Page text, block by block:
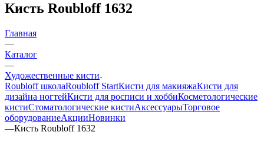
Кисть Roubloff 1632
Главная
—
Каталог
—
Художественные кисти
Roubloff школаRoubloff StartКисти для макияжаКисти для
дизайна ногтейКисти для росписи и хоббиКосметологические
кистиСтоматологические кистиАксессуарыТорговое
оборудованиеАкцииНовинки
—Кисть Roubloff 1632